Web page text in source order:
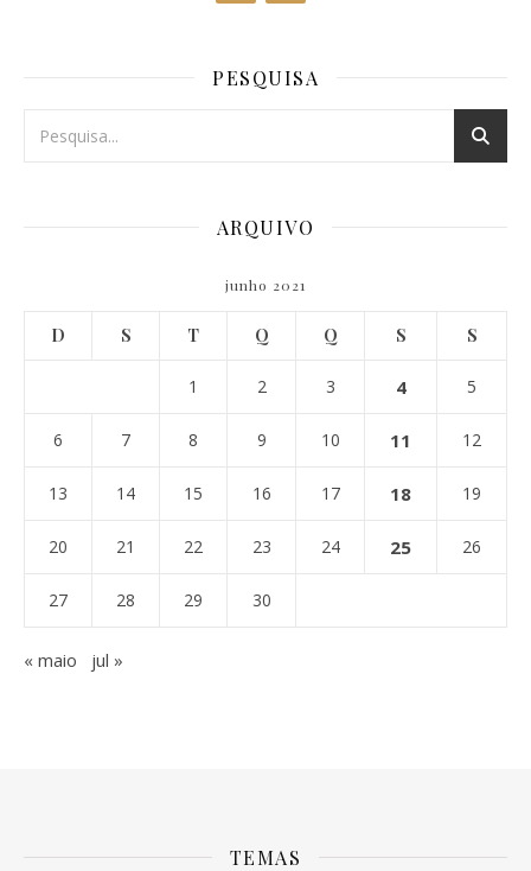
PESQUISA
ARQUIVO
junho 2021
D S T Q Q S S
1 2 3 4 5
6 7 8 9 10 11 12
13 14 15 16 17 18 19
20 21 22 23 24 25 26
27 28 29 30
« maio jul »
TEMAS